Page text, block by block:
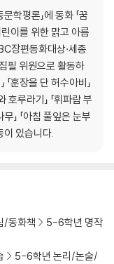
학평론」에 동화 「꿈
이를 위한 맑고 아름
장편동화대상·세종
필 위원으로 활동하
훈장을 단 허수아비」
호루라기」 「휘파람 부
」 「아침 풀잎은 눈부
이 있습니다.
/동화책
5-6학년 명작
5-6학년 논리/논술/